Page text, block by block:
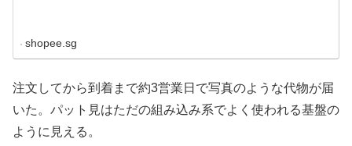
shopee.sg
注文してから到着まで約3営業日で写真のような代物が届
いた。パット見はただの組み込み系でよく使われる基盤の
ように見える。